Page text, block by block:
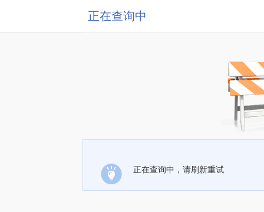
正在查询中
正在查询中，请刷新重试